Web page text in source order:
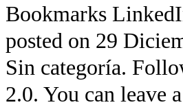
Bookmarks
posted on 29
Sin categoría.
2.0. You can leave